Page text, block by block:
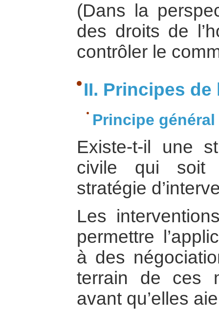
(Dans la
des droits de
contrôler le
II. Principes
Principe général
Existe-t-il une
civile qui soit
stratégie
Les
permettre
à des
terrain de ces
avant qu’elles